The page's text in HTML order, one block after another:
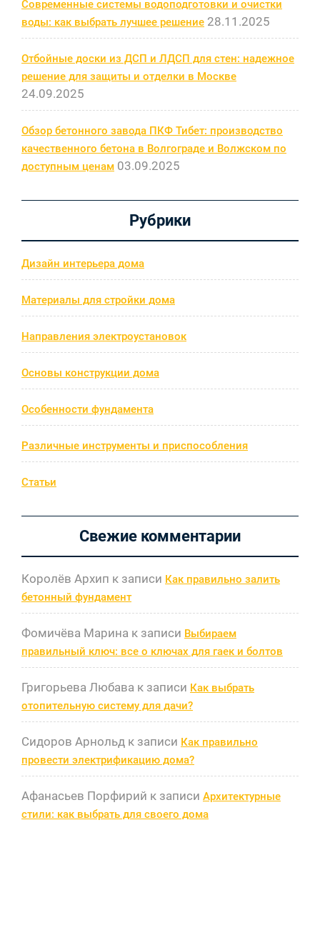
Современные системы водоподготовки и очистки
воды: как выбрать лучшее решение 28.11.2025
Отбойные доски из ДСП и ЛДСП для стен: надежное
решение для защиты и отделки в Москве
24.09.2025
Обзор бетонного завода ПКФ Тибет: производство
качественного бетона в Волгограде и Волжском по
доступным ценам 03.09.2025
Рубрики
Дизайн интерьера дома
Материалы для стройки дома
Направления электроустановок
Основы конструкции дома
Особенности фундамента
Различные инструменты и приспособления
Статьи
Свежие комментарии
Королёв Архип к записи Как правильно залить
бетонный фундамент
Фомичёва Марина к записи Выбираем
правильный ключ: все о ключах для гаек и болтов
Григорьева Любава к записи Как выбрать
отопительную систему для дачи?
Сидоров Арнольд к записи Как правильно
провести электрификацию дома?
Афанасьев Порфирий к записи Архитектурные
стили: как выбрать для своего дома